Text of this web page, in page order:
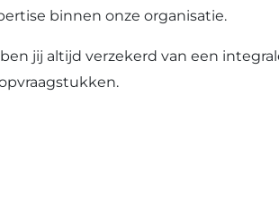
binnen onze organisatie.
jij altijd verzekerd van een